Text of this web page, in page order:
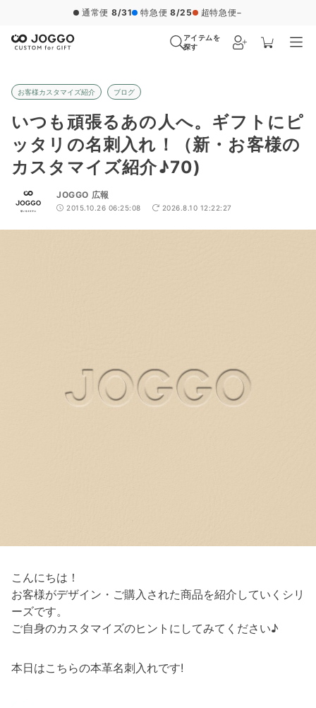
通常便 8/31 特急便 8/25 超特急便−
アイテムを
探す
お客様カスタマイズ紹介 ブログ
いつも頑張るあの人へ。ギフトにピ
ッタリの名刺入れ！（新・お客様の
カスタマイズ紹介♪70)
JOGGO 広報
2015.10.26 06:25:08 2026.8.10 12:22:27
こんにちは！
お客様がデザイン・ご購入された商品を紹介していくシリ
ーズです。
ご自身のカスタマイズのヒントにしてみてください♪
本日はこちらの本革名刺入れです!